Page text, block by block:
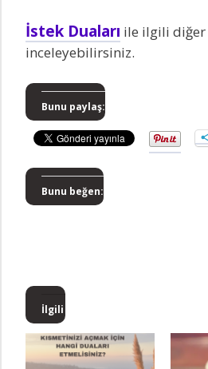
İstek Duaları ile ilgili diğer
inceleyebilirsiniz.
Bunu paylaş:
Bunu beğen:
İlgili